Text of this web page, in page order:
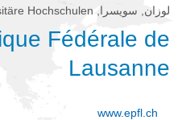
لوزان, سويسرا, Universitäre Hochschulen, للدولة
Fédérale de
Lausanne
www.epfl.ch